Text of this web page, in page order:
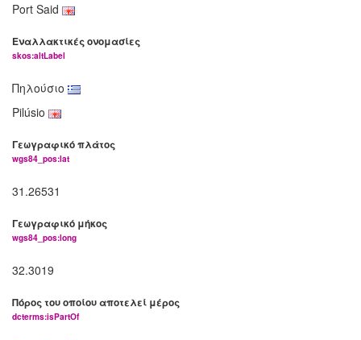
Port Said
Εναλλακτικές ονομασίες
skos:altLabel
Πηλούσιο
Pilúsio
Γεωγραφικό πλάτος
wgs84_pos:lat
31.26531
Γεωγραφικό μήκος
wgs84_pos:long
32.3019
Πόρος του οποίου αποτελεί μέρος
dcterms:isPartOf